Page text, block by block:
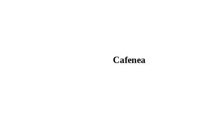
Cafenea